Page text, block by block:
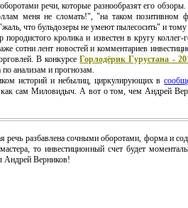
речи, которые разнообразят его
меня не сломать!", "на таком позитивном
что бульдозеры не умеют пылесосить" и тому
кролика и известен в кругу коллег-
сотни лент новостей и комментариев
В конкурсеГорлодёрик Гурустана -
по анализам и прогнозам.
историй и небылиц, циркулирующих в
сам Миловидыч. А вот о том, чем Андрей
речь разбавлена сочными оборотами, форма и
то инвестиционный счет будет
Андрей Верников!